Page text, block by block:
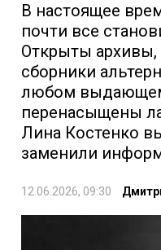
В настоящее
почти все
Открыты
сборники
любом
перенасыщены
Лина Костенко
заменили
12.06.2026, 09:30